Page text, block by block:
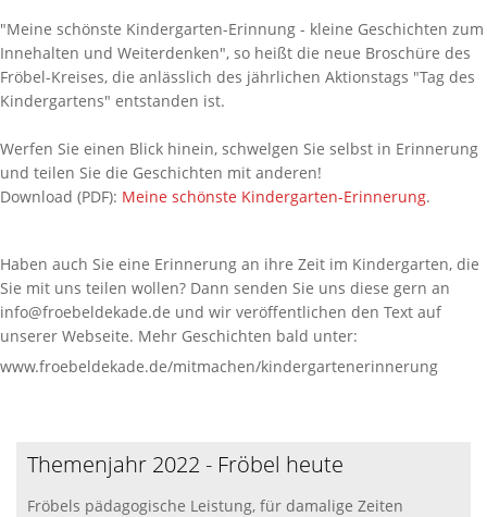
"Meine schönste Kindergarten-Erinnung - kleine Geschichten zum
Innehalten und Weiterdenken", so heißt die neue Broschüre des
Fröbel-Kreises, die anlässlich des jährlichen Aktionstags "Tag des
Kindergartens" entstanden ist.
Werfen Sie einen Blick hinein, schwelgen Sie selbst in Erinnerung
und teilen Sie die Geschichten mit anderen!
Download (PDF): Meine schönste Kindergarten-Erinnerung.
Haben auch Sie eine Erinnerung an ihre Zeit im Kindergarten, die
Sie mit uns teilen wollen? Dann senden Sie uns diese gern an
info@froebeldekade.de und wir veröffentlichen den Text auf
unserer Webseite. Mehr Geschichten bald unter:
www.froebeldekade.de/mitmachen/kindergartenerinnerung
Themenjahr 2022 - Fröbel heute
Fröbels pädagogische Leistung, für damalige Zeiten